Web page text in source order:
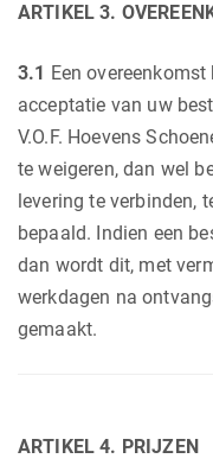
ARTIKEL 3.
3.1 Een
acceptatie van uw
V.O.F. Hoevens
te weigeren, dan wel
levering te verbinden,
bepaald. Indien een
dan wordt dit, met
werkdagen na
gemaakt.
ARTIKEL 4. PRIJZEN